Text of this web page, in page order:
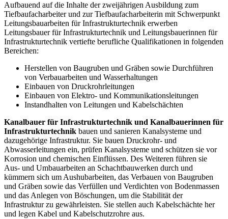
Aufbauend auf die Inhalte der zweijährigen Ausbildung zum
Tiefbaufacharbeiter und zur Tiefbaufacharbeiterin mit Schwerpunkt
Leitungsbauarbeiten für Infrastrukturtechnik erwerben
Leitungsbauer für Infrastrukturtechnik und Leitungsbauerinnen für
Infrastrukturtechnik vertiefte berufliche Qualifikationen in folgenden
Bereichen:
Herstellen von Baugruben und Gräben sowie Durchführen
von Verbauarbeiten und Wasserhaltungen
Einbauen von Druckrohrleitungen
Einbauen von Elektro- und Kommunikationsleitungen
Instandhalten von Leitungen und Kabelschächten
Kanalbauer für Infrastrukturtechnik und Kanalbauerinnen für
Infrastrukturtechnik bauen und sanieren Kanalsysteme und
dazugehörige Infrastruktur. Sie bauen Druckrohr- und
Abwasserleitungen ein, prüfen Kanalsysteme und schützen sie vor
Korrosion und chemischen Einflüssen. Des Weiteren führen sie
Aus- und Umbauarbeiten an Schachtbauwerken durch und
kümmern sich um Aushubarbeiten, das Verbauen von Baugruben
und Gräben sowie das Verfüllen und Verdichten von Bodenmassen
und das Anlegen von Böschungen, um die Stabilität der
Infrastruktur zu gewährleisten. Sie stellen auch Kabelschächte her
und legen Kabel und Kabelschutzrohre aus.